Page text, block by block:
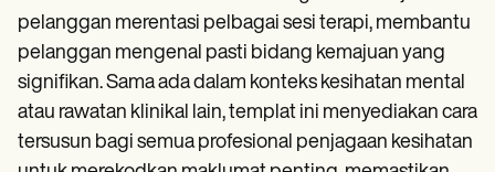
pelanggan merentasi pelbagai sesi terapi, membantu
pelanggan mengenal pasti bidang kemajuan yang
signifikan. Sama ada dalam konteks kesihatan mental
atau rawatan klinikal lain, templat ini menyediakan cara
tersusun bagi semua profesional penjagaan kesihatan